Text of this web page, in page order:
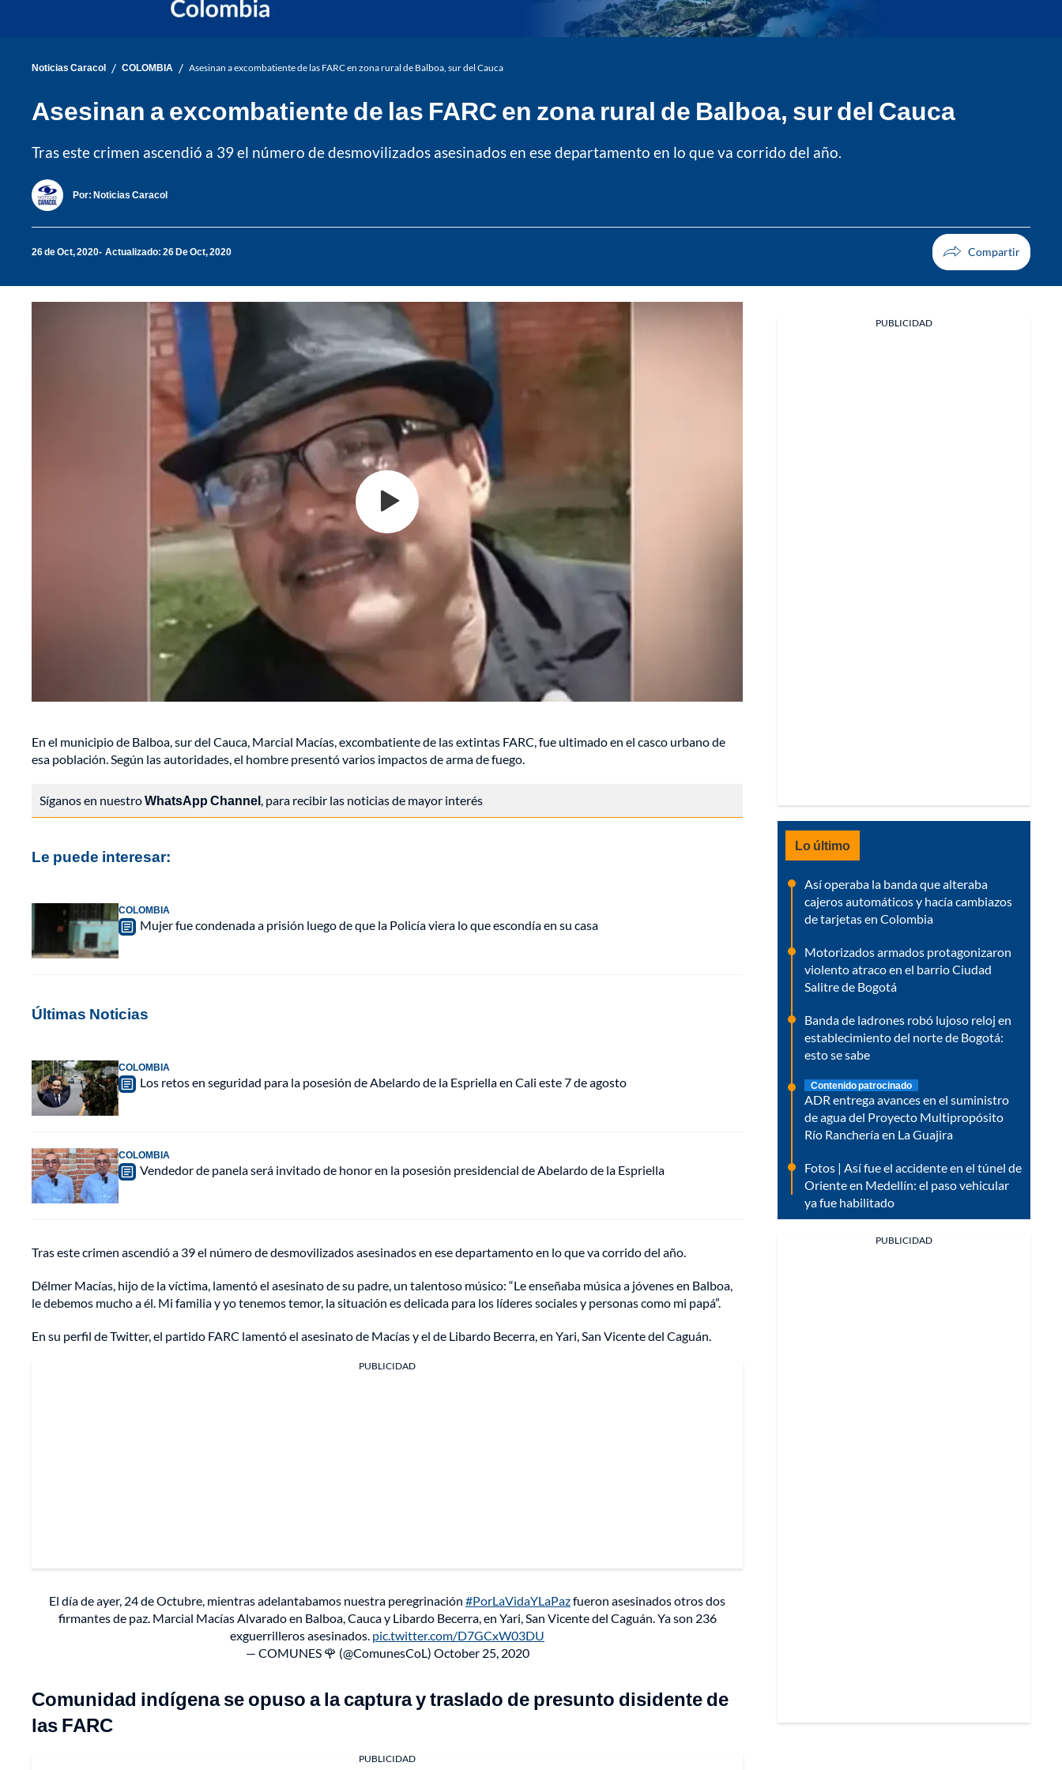
Noticias Caracol / COLOMBIA / Asesinan a excombatiente de las FARC en zona rural de Balboa, sur del Cauca
Asesinan a excombatiente de las FARC en zona rural de Balboa, sur del Cauca
Tras este crimen ascendió a 39 el número de desmovilizados asesinados en ese departamento en lo que va corrido del año.
Por: Noticias Caracol
26 de Oct, 2020 Actualizado: 26 De Oct, 2020
En el municipio de Balboa, sur del Cauca, Marcial Macías, excombatiente de las extintas FARC, fue ultimado en el casco urbano de
esa población. Según las autoridades, el hombre presentó varios impactos de arma de fuego.
Síganos en nuestroWhatsApp Channel, para recibir las noticias de mayor interés
Le puede interesar:
COLOMBIA
Mujer fue condenada a prisión luego de que la Policía viera lo que escondía en su casa
Últimas Noticias
COLOMBIA
Los retos en seguridad para la posesión de Abelardo de la Espriella en Cali este 7 de agosto
COLOMBIA
Vendedor de panela será invitado de honor en la posesión presidencial de Abelardo de la Espriella
Tras este crimen ascendió a 39 el número de desmovilizados asesinados en ese departamento en lo que va corrido del año.
Délmer Macías, hijo de la víctima, lamentó el asesinato de su padre, un talentoso músico: “Le enseñaba música a jóvenes en Balboa,
le debemos mucho a él. Mi familia y yo tenemos temor, la situación es delicada para los líderes sociales y personas como mi papá”.
En su perfil de Twitter, el partido FARC lamentó el asesinato de Macías y el de Libardo Becerra, en Yari, San Vicente del Caguán.
PUBLICIDAD
El día de ayer, 24 de Octubre, mientras adelantabamos nuestra peregrinación #PorLaVidaYLaPazfueron asesinados otros dos
firmantes de paz. Marcial Macías Alvarado en Balboa, Cauca y Libardo Becerra, en Yari, San Vicente del Caguán. Ya son 236
exguerrilleros asesinados. pic.twitter.com/D7GCxW03DU
— COMUNES 🌹 (@ComunesCoL) October 25, 2020
Comunidad indígena se opuso a la captura y traslado de presunto disidente de
las FARC
PUBLICIDAD
PUBLICIDAD
Lo último
Así operaba la banda que alteraba
cajeros automáticos y hacía cambiazos
de tarjetas en Colombia
Motorizados armados protagonizaron
violento atraco en el barrio Ciudad
Salitre de Bogotá
Banda de ladrones robó lujoso reloj en
establecimiento del norte de Bogotá:
esto se sabe
Contenido patrocinado
ADR entrega avances en el suministro
de agua del Proyecto Multipropósito
Río Ranchería en La Guajira
Fotos | Así fue el accidente en el túnel de
Oriente en Medellín: el paso vehicular
ya fue habilitado
PUBLICIDAD